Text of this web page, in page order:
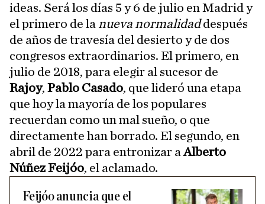
ideas. Será los días 5 y 6 de julio en Madrid y
el primero de la nueva normalidaddespués
de años de travesía del desierto y de dos
congresos extraordinarios. El primero, en
julio de 2018, para elegir al sucesor de
Rajoy, Pablo Casado, que lideró una etapa
que hoy la mayoría de los populares
recuerdan como un mal sueño, o que
directamente han borrado. El segundo, en
abril de 2022 para entronizar aAlberto
Núñez Feijóo, el aclamado.
Feijóo anuncia que el